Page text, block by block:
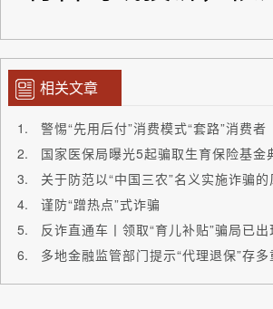
相关文章
警惕“先用后付”消费模式“套路”消费者
国家医保局曝光5起骗取生育保险基金
关于防范以“中国三农”名义实施诈骗
谨防“蹭热点”式诈骗
反诈直通车丨领取“育儿补贴”骗局已
多地金融监管部门提示“代理退保”存